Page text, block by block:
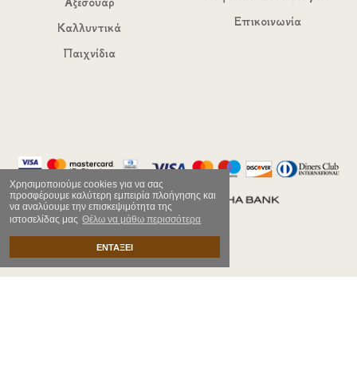
Χρησιμοποιούμε cookies για να σας
προσφέρουμε καλύτερη εμπειρία πλοήγησης και
να αναλύουμε την επισκεψιμότητα της
ιστοσελίδας μας Θέλω να μάθω περισσότερα
ΕΝΤΑΞΕΙ
Καλλυντικά
Παιχνίδια
Επικοινωνία